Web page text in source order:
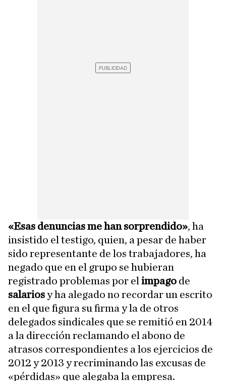
«Esas denuncias me han sorprendido», ha
insistido el testigo, quien, a pesar de haber
sido representante de los trabajadores, ha
negado que en el grupo se hubieran
registrado problemas por el impago de
salariosy ha alegado no recordar un escrito
en el que figura su firma y la de otros
delegados sindicales que se remitió en 2014
a la dirección reclamando el abono de
atrasos correspondientes a los ejercicios de
2012 y 2013 y recriminando las excusas de
«pérdidas» que alegaba la empresa.